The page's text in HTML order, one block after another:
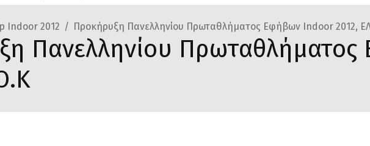
Indoor 2012 Προκήρυξη Πανελληνίου Πρωταθλήματος Εφήβων Indoor 2012,
Πανελληνίου